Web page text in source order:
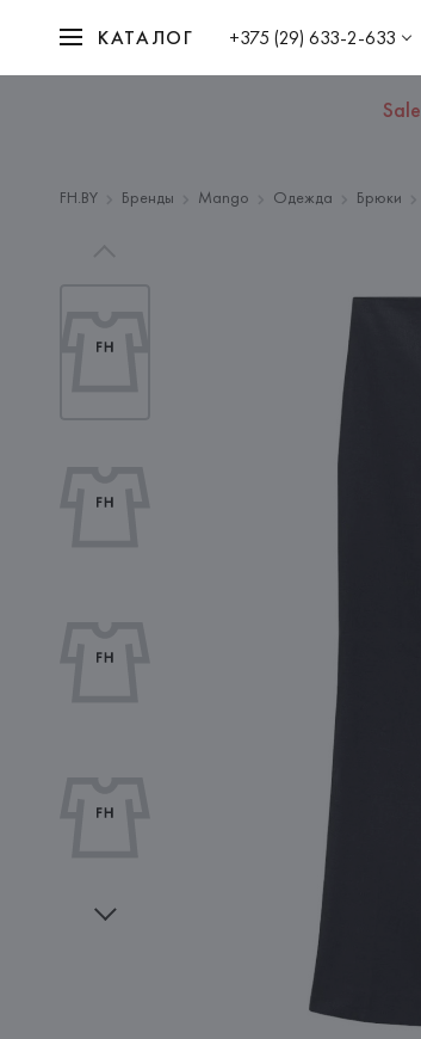
КАТАЛОГ +375 (29) 633-2-633
Sale
FH.BY Бренды Mango Одежда Брюки